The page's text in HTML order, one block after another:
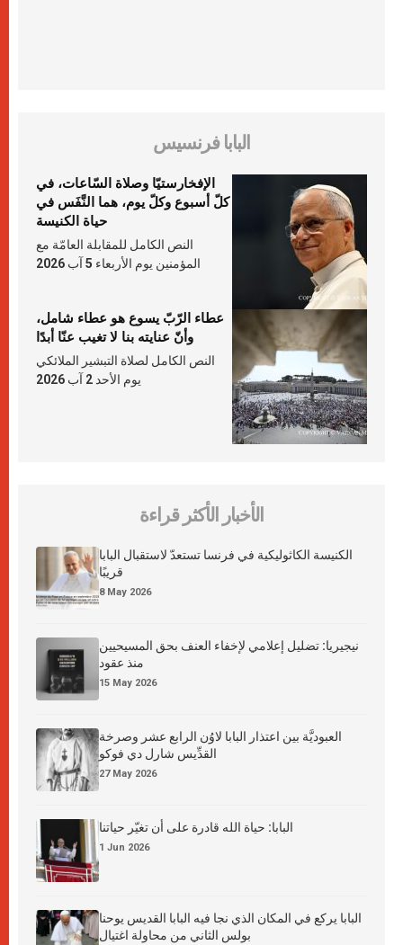
البابا فرنسيس
الإفخارستيّا وصلاة السّاعات، في
كلّ أسبوع وكلّ يوم، هما النَّفَس في
حياة الكنيسة
النص الكامل للمقابلة العامّة مع
المؤمنين يوم الأربعاء 5 آب 2026
عطاء الرّبّ يسوع هو عطاء شامل،
وأنّ عنايته بنا لا تغيب عنّا أبدًا
النص الكامل لصلاة التبشير الملائكي
يوم الأحد 2 آب 2026
الأخبار الأكثر قراءة
الكنيسة الكاثوليكية في فرنسا تستعدّ لاستقبال البابا
قريبًا
8 May 2026
نيجيريا: تضليل إعلامي لإخفاء العنف بحق المسيحيين
منذ عقود
15 May 2026
العبوديَّة بين اعتذار البابا لاوُن الرابع عشر وصرخة
القدِّيس شارل دي فوكو
27 May 2026
البابا: حياة الله قادرة على أن تغيّر حياتنا
1 Jun 2026
البابا يركع في المكان الذي نجا فيه البابا القديس يوحنا
بولس الثاني من محاولة اغتيال